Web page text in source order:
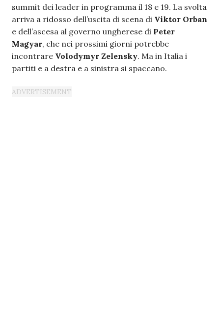
summit dei leader in programma il 18 e 19. La svolta
arriva a ridosso dell’uscita di scena di Viktor Orban
e dell’ascesa al governo ungherese di Peter
Magyar, che nei prossimi giorni potrebbe
incontrare Volodymyr Zelensky. Ma in Italia i
partiti e a destra e a sinistra si spaccano.